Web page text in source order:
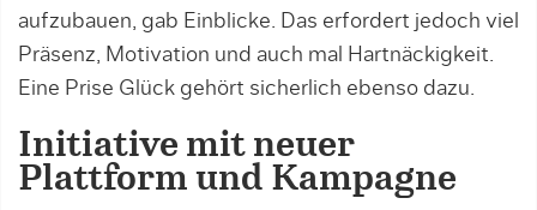
aufzubauen, gab Einblicke. Das erfordert jedoch viel
Präsenz, Motivation und auch mal Hartnäckigkeit.
Eine Prise Glück gehört sicherlich ebenso dazu.
Initiative mit neuer
Plattform und Kampagne